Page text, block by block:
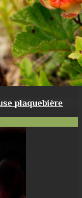
plaquebière